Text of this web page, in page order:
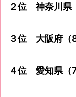
２位 神奈川県
３位 大阪府（
４位 愛知県（